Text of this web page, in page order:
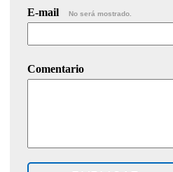
E-mail No será mostrado.
Comentario